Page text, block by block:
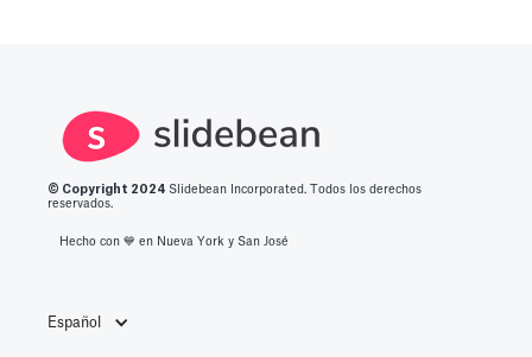
© Copyright 2 024 Slidebean Incorporated. Todos los derechos
reservados.
Hecho con 💙️ en Nueva York y San José
Español